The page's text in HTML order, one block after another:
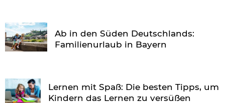
Ab in den Süden Deutschlands:
Familienurlaub in Bayern
Lernen mit Spaß: Die besten Tipps, um
Kindern das Lernen zu versüßen